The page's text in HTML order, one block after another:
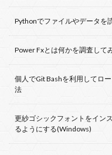
Pythonでファイルやデータを
Power Fxとは何かを調査して
個人でGit Bashを利用してロ
法
更紗ゴシックフォントをイン
るようにする(Windows)